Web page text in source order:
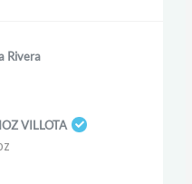
Rivera
VILLOTA